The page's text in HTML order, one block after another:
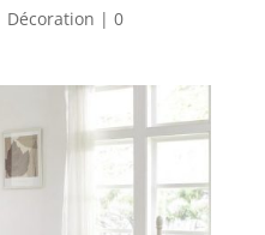
Décoration | 0